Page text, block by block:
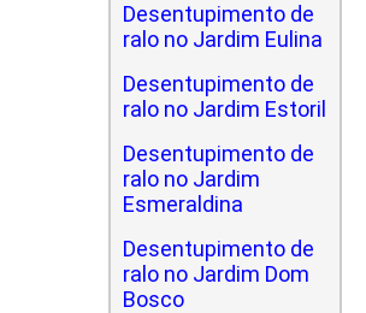
Desentupimento de
ralo no Jardim Eulina
Desentupimento de
ralo no Jardim Estoril
Desentupimento de
ralo no Jardim
Esmeraldina
Desentupimento de
ralo no Jardim Dom
Bosco